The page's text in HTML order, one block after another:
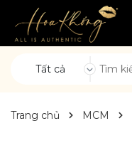
Tất cả
Trang chủ MCM